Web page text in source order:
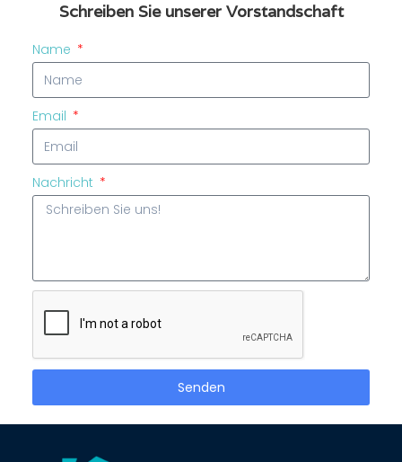
Schreiben Sie unserer Vorstandschaft
Name
Email
Nachricht
Senden